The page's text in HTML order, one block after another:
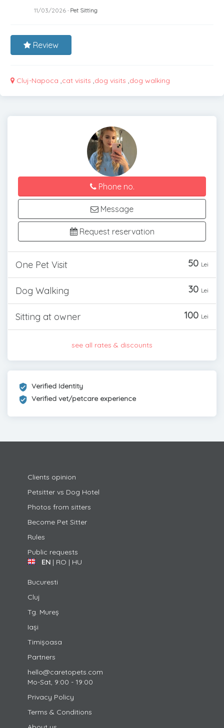
11/03/2026 · Pet Sitting
Review
Cluj-Napoca ,cat visits ,dog visits ,dog walking
Phone no.
Message
Request reservation
One Pet Visit 50 Lei
Dog Walking 30 Lei
Sitting at owner 100 Lei
see all rates & discounts
Verified Identity
Verified vet/petcare experience
Clients opinion
Petsitter vs Dog Hotel
Photos from sitters
Become Pet Sitter
Rules
Public requests
EN | RO | HU
Bucuresti
Cluj
Tg. Mureș
Iași
Timișoasa
Partners
hello@caretopets.com
Mo-Sat, 9:00 - 19:00
Privacy Policy
Terms & Conditions